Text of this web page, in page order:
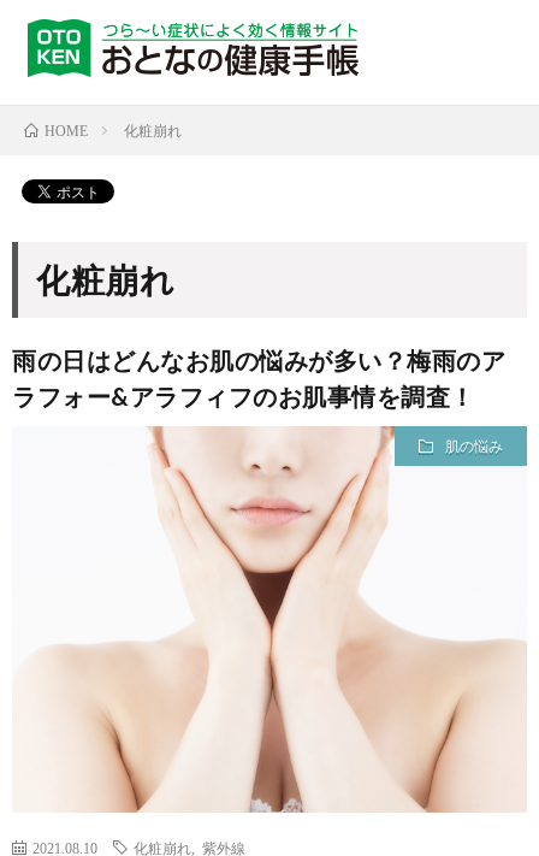
HOME 化粧崩れ
化粧崩れ
雨の日はどんなお肌の悩みが多い？梅雨のア
ラフォー&アラフィフのお肌事情を調査！
肌の悩み
2021.08.10 化粧崩れ 紫外線